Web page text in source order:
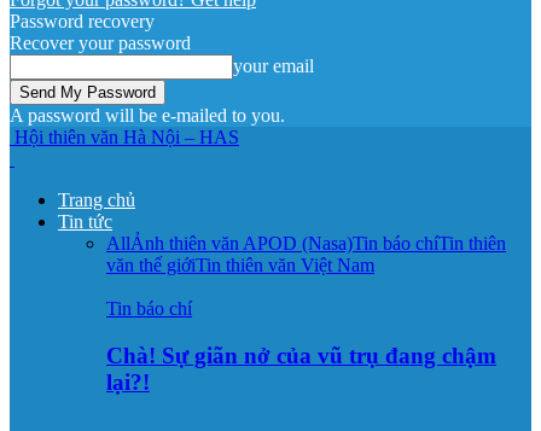
Password recovery
Recover your password
your email
A password will be e-mailed to you.
Hội thiên văn Hà Nội – HAS
Trang chủ
Tin tức
AllẢnh thiên văn APOD (Nasa)Tin báo chíTin thiên
văn thế giớiTin thiên văn Việt Nam
Tin báo chí
Chà! Sự giãn nở của vũ trụ đang chậm
lại?!